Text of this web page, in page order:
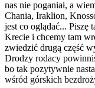
nas nie poganiał, a
Chania, Iraklion,
jest co oglądać... Piszę
Krecie i chcemy tam
zwiedzić drugą część
Drodzy rodacy
bo tak pozytywnie
wśród górskich